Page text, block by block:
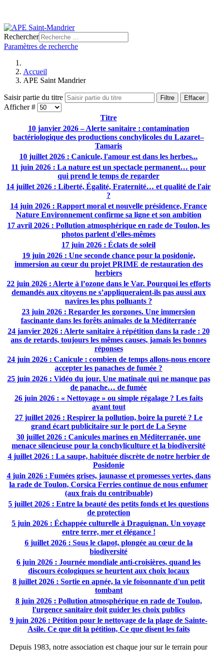
Rechercher
Paramètres de recherche
Accueil
APE Saint Mandrier
Saisir partie du titre Filtre Effacer
Afficher #
Titre
10 janvier 2026 – Alerte sanitaire : contamination
bactériologique des productions conchylicoles du Lazaret–
Tamaris
10 juillet 2026 : Canicule, l'amour est dans les herbes...
11 juin 2026 : La nature est un spectacle permanent… pour
qui prend le temps de regarder
14 juillet 2026 : Liberté, Égalité, Fraternité… et qualité de l'air
?
14 juin 2026 : Rapport moral et nouvelle présidence, France
Nature Environnement confirme sa ligne et son ambition
17 avril 2026 : Pollution atmosphérique en rade de Toulon, les
photos parlent d'elles-mêmes
17 juin 2026 : Éclats de soleil
19 juin 2026 : Une seconde chance pour la posidonie,
immersion au cœur du projet PRIME de restauration des
herbiers
22 juin 2026 : Alerte à l’ozone dans le Var. Pourquoi les efforts
demandés aux citoyens ne s’appliqueraient-ils pas aussi aux
navires les plus polluants ?
23 juin 2026 : Regarder les gorgones. Une immersion
fascinante dans les forêts animales de la Méditerranée
24 janvier 2026 : Alerte sanitaire à répétition dans la rade : 20
ans de retards, toujours les mêmes causes, jamais les bonnes
réponses
24 juin 2026 : Canicule : combien de temps allons-nous encore
accepter les panaches de fumée ?
25 juin 2026 : Vidéo du jour. Une matinale qui ne manque pas
de panache… de fumée
26 juin 2026 : « Nettoyage » ou simple régalage ? Les faits
avant tout
27 juillet 2026 : Respirer la pollution, boire la pureté ? Le
grand écart publicitaire sur le port de La Seyne
30 juillet 2026 : Canicules marines en Méditerranée, une
menace silencieuse pour la conchyliculture et la biodiversité
4 juillet 2026 : La saupe, habituée discrète de notre herbier de
Posidonie
4 juin 2026 : Fumées grises, jaunasse et promesses vertes, dans
la rade de Toulon, Corsica Ferries continue de nous enfumer
(aux frais du contribuable)
5 juillet 2026 : Entre la beauté des petits fonds et les questions
de protection
5 juin 2026 : Échappée culturelle à Draguignan. Un voyage
entre terre, mer et élégance !
6 juillet 2026 : Sous le clapot, plongée au cœur de la
biodiversité
6 juin 2026 : Journée mondiale anti-croisières, quand les
discours écologiques se heurtent aux choix locaux
8 juillet 2026 : Sortie en apnée, la vie foisonnante d'un petit
tombant
8 juin 2026 : Pollution atmosphérique en rade de Toulon,
l'urgence sanitaire doit guider les choix publics
9 juin 2026 : Pétition pour le nettoyage de la plage de Sainte-
Asile. Ce que dit la pétition, Ce que disent les faits
Depuis 1983, notre association est chaque jour sur le terrain pour